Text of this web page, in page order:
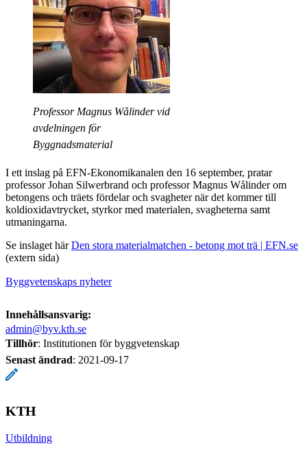
Professor Magnus Wålinder vid
avdelningen för
Byggnadsmaterial
I ett inslag på EFN-Ekonomikanalen den 16 september, pratar
professor Johan Silwerbrand och professor Magnus Wålinder om
betongens och träets fördelar och svagheter när det kommer till
koldioxidavtrycket, styrkor med materialen, svagheterna samt
utmaningarna.
Se inslaget härDen stora materialmatchen - betong mot trä | EFN.se
(extern sida)
Byggvetenskaps nyheter
Innehållsansvarig:
admin@byv.kth.se
Tillhör: Institutionen för byggvetenskap
Senast ändrad: 2021-09-17
KTH
Utbildning